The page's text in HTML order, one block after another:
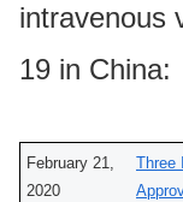
intravenous
19 in China:
February 21,
2020
Three